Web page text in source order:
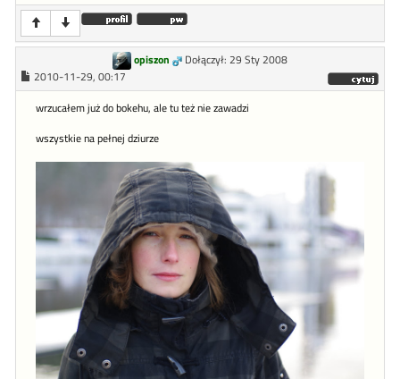
opiszon
Dołączył: 29 Sty 2008
2010-11-29, 00:17
wrzucałem już do bokehu, ale tu też nie zawadzi
wszystkie na pełnej dziurze